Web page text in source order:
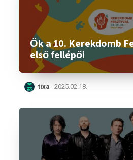
Ők a 10. Kerekdomb
első fellépői
tixa 2025.02.18.